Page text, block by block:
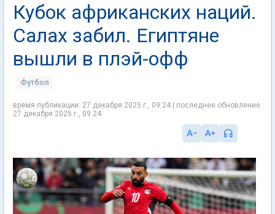
Кубок африканских наций.
Салах забил. Египтяне
вышли в плэй-офф
Футбол
время публикации: 27 декабря 2025 г., 09:24 | последнее обновление:
27 декабря 2025 г., 09:24